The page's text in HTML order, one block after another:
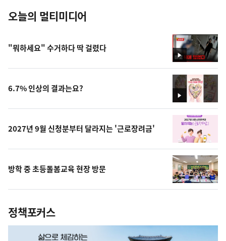
오늘의 멀티미디어
영
상
"뭐하세요" 수거하다 딱 걸렸다
영
상
6.7% 인상의 결과는요?
2027년 9월 신청분부터 달라지는 '근로장려금'
방학 중 초등돌봄교육 현장 방문
정책포커스